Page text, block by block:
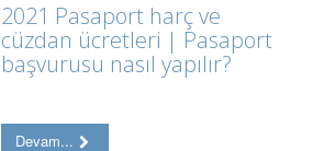
2021 Pasaport harç ve
cüzdan ücretleri | Pasaport
başvurusu nasıl yapılır?
Devam...